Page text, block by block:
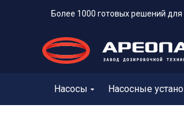
Более 1000 готовых решений
Насосы Насосные